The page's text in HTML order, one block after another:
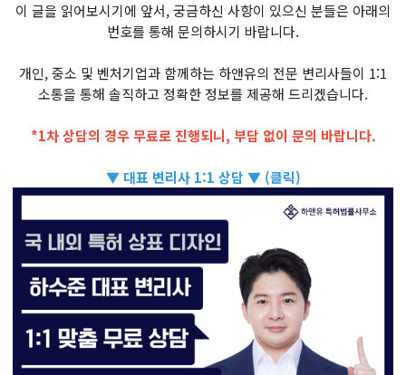
이 글을 읽어보시기에 앞서, 궁금하신 사항이 있으신 분들은 아래의
번호를 통해 문의하시기 바랍니다.
개인, 중소 및 벤처기업과 함께하는 하앤유의 전문 변리사들이 1:1
소통을 통해 솔직하고 정확한 정보를 제공해 드리겠습니다.
*1차 상담의 경우 무료로 진행되니, 부담 없이 문의 바랍니다.
▼ 대표 변리사 1:1 상담 ▼ (클릭)